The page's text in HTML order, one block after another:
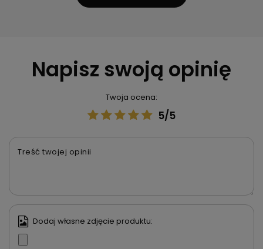
Napisz swoją opinię
Twoja ocena:
5/5
Treść twojej opinii
Dodaj własne zdjęcie produktu: